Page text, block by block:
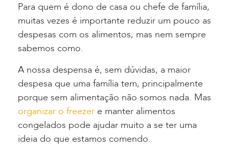
Para quem é dono de casa ou chefe de família,
muitas vezes é importante reduzir um pouco as
despesas com os alimentos, mas nem sempre
sabemos como.
A nossa despensa é, sem dúvidas, a maior
despesa que uma família tem, principalmente
porque sem alimentação não somos nada. Mas
organizar o freezer e manter alimentos
congelados pode ajudar muito a se ter uma
ideia do que estamos comendo.